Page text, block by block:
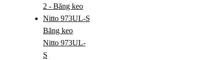
Băng keo
Nitto 973UL-
S